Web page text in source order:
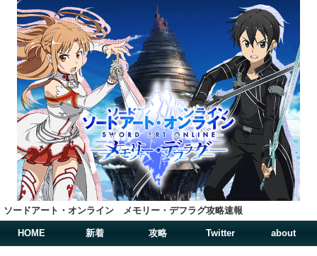
ソードアート・オンライン メモリー・デフラグ攻略速報
HOME 新着 攻略 Twitter about